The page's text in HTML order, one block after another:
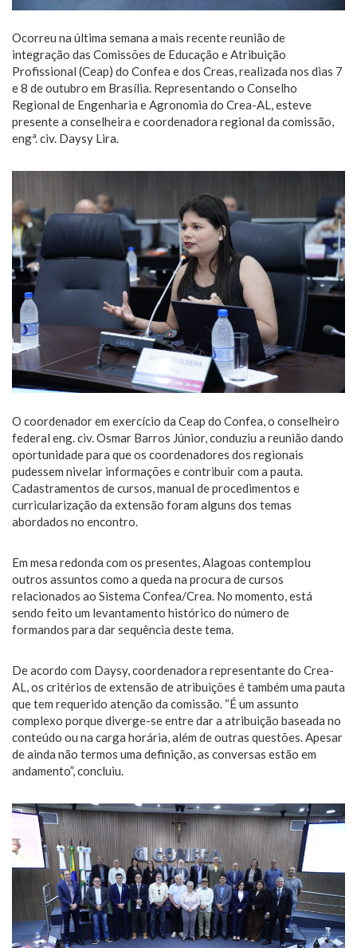
Ocorreu na última semana a mais recente reunião de
integração das Comissões de Educação e Atribuição
Profissional (Ceap) do Confea e dos Creas, realizada nos dias 7
e 8 de outubro em Brasília. Representando o Conselho
Regional de Engenharia e Agronomia do Crea-AL, esteve
presente a conselheira e coordenadora regional da comissão,
engª. civ. Daysy Lira.
O coordenador em exercício da Ceap do Confea, o conselheiro
federal eng. civ. Osmar Barros Júnior, conduziu a reunião dando
oportunidade para que os coordenadores dos regionais
pudessem nivelar informações e contribuir com a pauta.
Cadastramentos de cursos, manual de procedimentos e
curricularização da extensão foram alguns dos temas
abordados no encontro.
Em mesa redonda com os presentes, Alagoas contemplou
outros assuntos como a queda na procura de cursos
relacionados ao Sistema Confea/Crea. No momento, está
sendo feito um levantamento histórico do número de
formandos para dar sequência deste tema.
De acordo com Daysy, coordenadora representante do Crea-
AL, os critérios de extensão de atribuições é também uma pauta
que tem requerido atenção da comissão. “É um assunto
complexo porque diverge-se entre dar a atribuição baseada no
conteúdo ou na carga horária, além de outras questões. Apesar
de ainda não termos uma definição, as conversas estão em
andamento”, concluiu.